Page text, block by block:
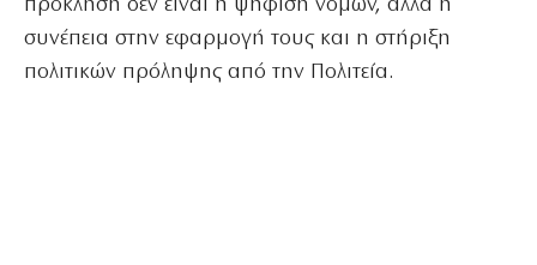
πρόκληση δεν είναι η ψήφιση νόμων, αλλά η
συνέπεια στην εφαρμογή τους και η στήριξη
πολιτικών πρόληψης από την Πολιτεία.